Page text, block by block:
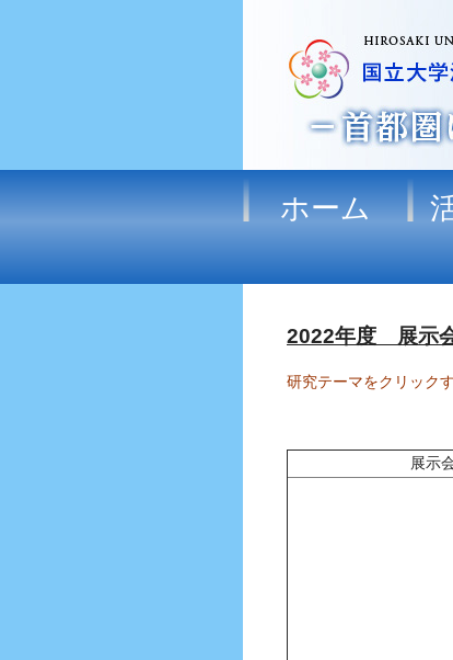
ホーム
2022年度 展示
研究テーマをクリック
展示